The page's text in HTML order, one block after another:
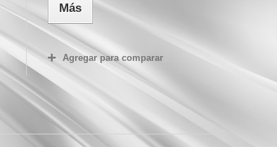
Más
Agregar para comparar